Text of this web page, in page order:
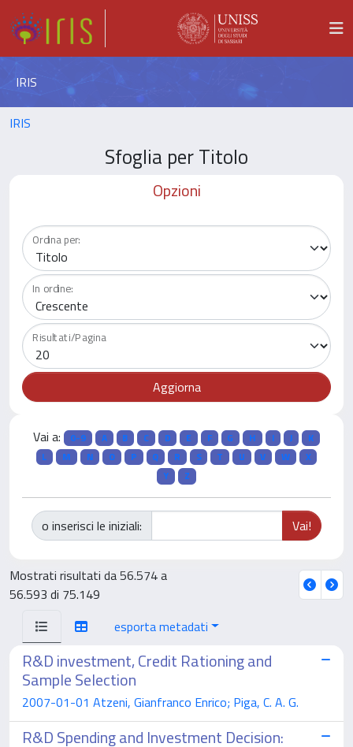
IRIS
IRIS
Sfoglia per Titolo
Opzioni
Ordina per:
In ordine:
Risultati/Pagina
Vai a: 0-9 A B C D E F G H I J
K
L
M N O P Q R S T U V W
X
Y
Z
o inserisci le iniziali:
Mostrati risultati da 56.574 a
56.593 di 75.149
esporta metadati
R&D investment, Credit Rationing and
Sample Selection
2007-01-01 Atzeni, Gianfranco Enrico; Piga, C. A. G.
R&D Spending and Investment Decision: